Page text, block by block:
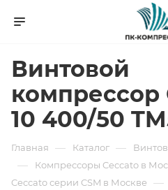
Винтовой
компрессор
10 400/50
Главная — Каталог —
— Компрессоры Ceccato в
Ceccato серии CSM в Москве —